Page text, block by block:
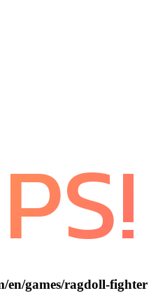
en/games/ragdoll-fighter